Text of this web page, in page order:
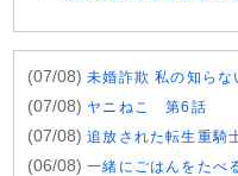
(07/08)未婚詐欺 私の知ら
(07/08) ヤニねこ 第6話
(07/08)追放された転生重
(06/08)一緒にごはんをた